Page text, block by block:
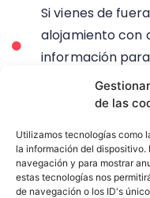
de las
Utilizamos tecnologías como
la información del dispositivo.
navegación y para mostrar
estas tecnologías nos
de navegación o los ID's
Si vienes de
alojamiento con
información
estancia en